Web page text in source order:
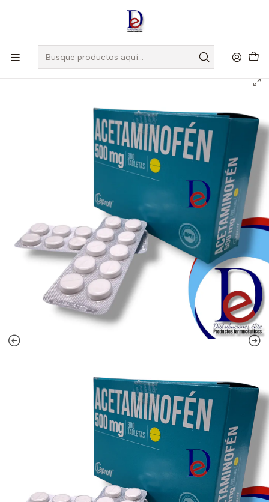
, Si eres nuevo regístrate
ACETAMINOFEN 500 MG X 300 TAB - - LAPROFF- UBI 12-B-